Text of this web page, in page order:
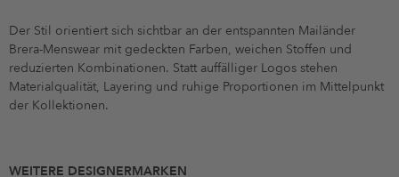
Der Stil orientiert sich sichtbar an der entspannten Mailänder
Brera-Menswear mit gedeckten Farben, weichen Stoffen und
reduzierten Kombinationen. Statt auffälliger Logos stehen
Materialqualität, Layering und ruhige Proportionen im Mittelpunkt
der Kollektionen.
WEITERE DESIGNERMARKEN